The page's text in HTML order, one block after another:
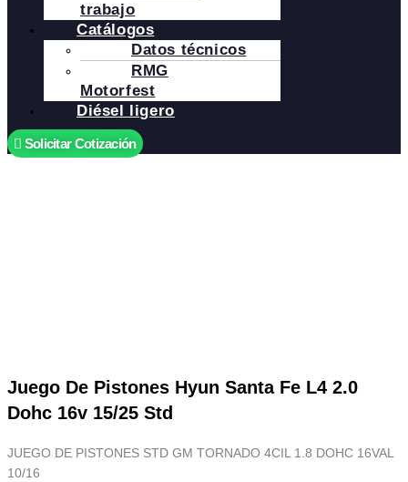
trabajo
Catálogos
Datos técnicos
RMG
Motorfest
Diésel ligero
Solicitar Cotización
Juego De Pistones Hyun Santa Fe L4 2.0
Dohc 16v 15/25 Std
JUEGO DE PISTONES STD GM TORNADO 4CIL 1.8 DOHC 16VAL
10/16